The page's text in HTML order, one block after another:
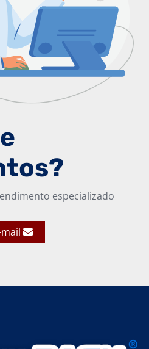
especializado
mail